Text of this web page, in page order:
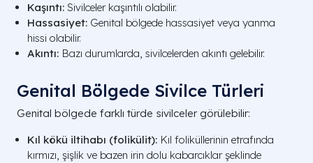
Kaşıntı: Sivilceler kaşıntılı olabilir.
Hassasiyet: Genital bölgede hassasiyet veya yanma
hissi olabilir.
Akıntı: Bazı durumlarda, sivilcelerden akıntı gelebilir.
Genital Bölgede Sivilce Türleri
Genital bölgede farklı türde sivilceler görülebilir:
Kıl kökü iltihabı (folikülit): Kıl foliküllerinin etrafında
kırmızı, şişlik ve bazen irin dolu kabarcıklar şeklinde